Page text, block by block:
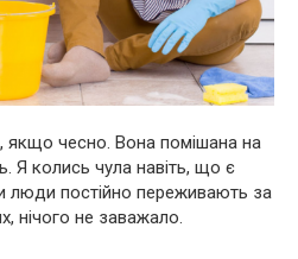
якщо чесно. Вона помішана на
Я колись чула навіть, що є
люди постійно переживають за
нічого не заважало.